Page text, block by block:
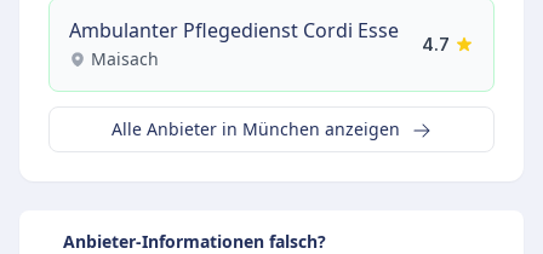
Ambulanter Pflegedienst Cordi Esse
Maisach
4.7
Alle Anbieter in München anzeigen
Anbieter-Informationen falsch?